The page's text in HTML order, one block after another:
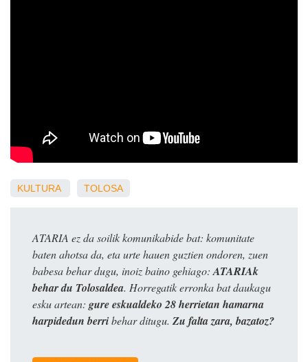
KULTURA TOLOSA
ATARIA ez da soilik komunikabide bat: komunitate
baten ahotsa da, eta urte hauen guztien ondoren, zuen
babesa behar dugu, inoiz baino gehiago: ATARIAk
behar du Tolosaldea. Horregatik erronka bat daukagu
esku artean: gure eskualdeko 28 herrietan hamarna
harpidedun berribehar ditugu. Zu falta zara, bazatoz?